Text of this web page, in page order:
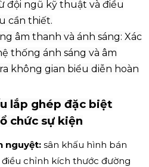
đội ngũ kỹ thuật và điều
cần thiết.
âm thanh và ánh sáng: Xác
thống ánh sáng và âm
không gian biểu diễn hoàn
lắp ghép đặc biệt
chức sự kiện
nguyệt: sân khấu hình bán
chỉnh kích thước đường